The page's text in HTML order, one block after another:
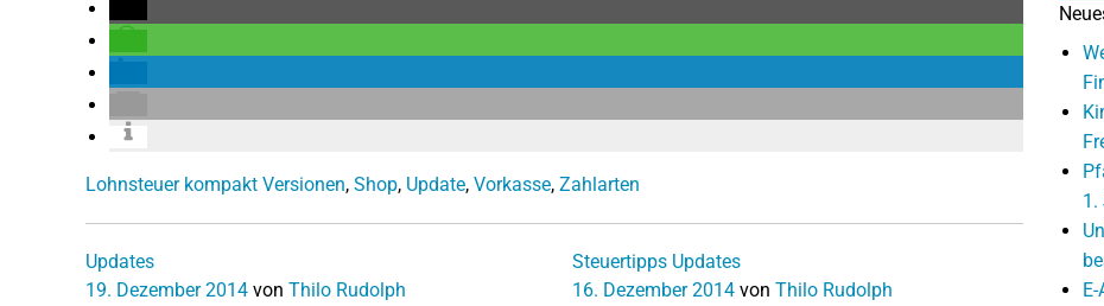
Lohnsteuer kompakt Versionen, Shop, Update, Vorkasse, Zahlarten
Updates
19. Dezember 2014 von Thilo Rudolph
Steuertipps Updates
16. Dezember 2014 von Thilo Rudolph
1.